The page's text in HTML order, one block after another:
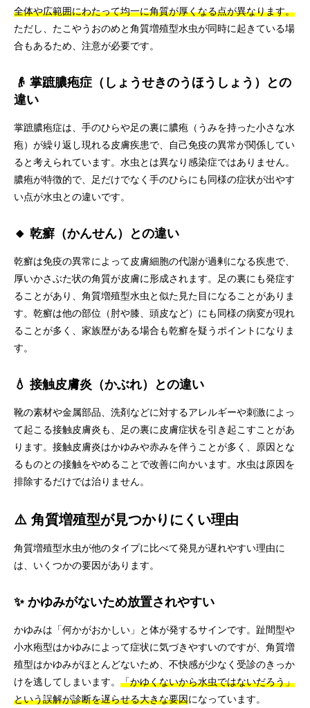
全体や広範囲にわたって均一に角質が厚くなる点が異なります。
ただし、たこやうおのめと角質増殖型水虫が同時に起きている場
合もあるため、注意が必要です。
👴 掌蹠膿疱症（しょうせきのうほうしょう）との
違い
掌蹠膿疱症は、手のひらや足の裏に膿疱（うみを持った小さな水
疱）が繰り返し現れる皮膚疾患で、自己免疫の異常が関係してい
ると考えられています。水虫とは異なり感染症ではありません。
膿疱が特徴的で、足だけでなく手のひらにも同様の症状が出やす
い点が水虫との違いです。
🔸 乾癬（かんせん）との違い
乾癬は免疫の異常によって皮膚細胞の代謝が過剰になる疾患で、
厚いかさぶた状の角質が皮膚に形成されます。足の裏にも発症す
ることがあり、角質増殖型水虫と似た見た目になることがありま
す。乾癬は他の部位（肘や膝、頭皮など）にも同様の病変が現れ
ることが多く、家族歴がある場合も乾癬を疑うポイントになりま
す。
💧 接触皮膚炎（かぶれ）との違い
靴の素材や金属部品、洗剤などに対するアレルギーや刺激によっ
て起こる接触皮膚炎も、足の裏に皮膚症状を引き起こすことがあ
ります。接触皮膚炎はかゆみや赤みを伴うことが多く、原因とな
るものとの接触をやめることで改善に向かいます。水虫は原因を
排除するだけでは治りません。
⚠️ 角質増殖型が見つかりにくい理由
角質増殖型水虫が他のタイプに比べて発見が遅れやすい理由に
は、いくつかの要因があります。
✨ かゆみがないため放置されやすい
かゆみは「何かがおかしい」と体が発するサインです。趾間型や
小水疱型はかゆみによって症状に気づきやすいのですが、角質増
殖型はかゆみがほとんどないため、不快感が少なく受診のきっか
けを逃してしまいます。 「かゆくないから水虫ではないだろう」
という誤解が診断を遅らせる大きな要因になっています。